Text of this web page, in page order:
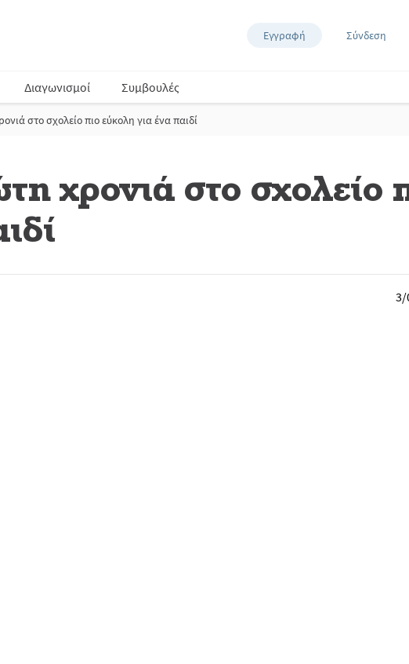
Εγγραφή Σύνδεση
Διαγωνισμοί Συμβουλές
στο σχολείο πιο εύκολη για ένα παιδί
χρονιά στο σχολείο
3/